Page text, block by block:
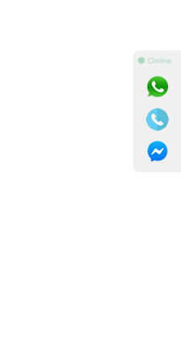
⚫ Online